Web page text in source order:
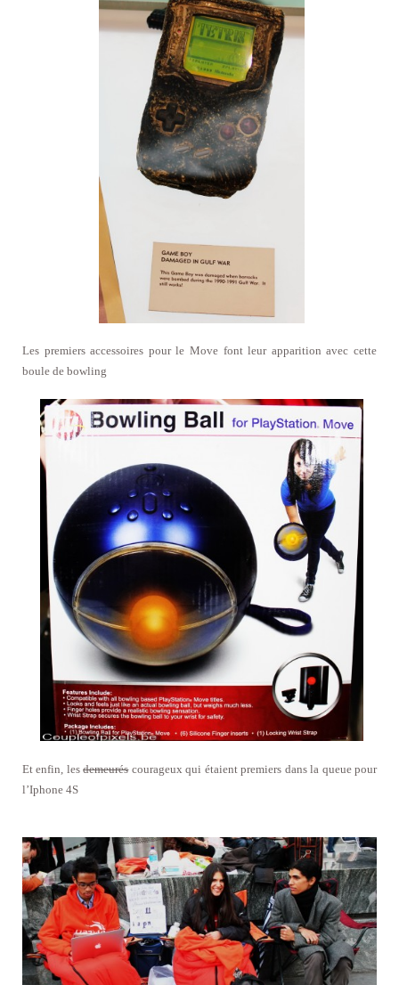
Les premiers accessoires pour le Move font leur apparition avec cette
boule de bowling
Et enfin, lesdemeuréscourageux qui étaient premiers dans la queue pour
l’Iphone 4S